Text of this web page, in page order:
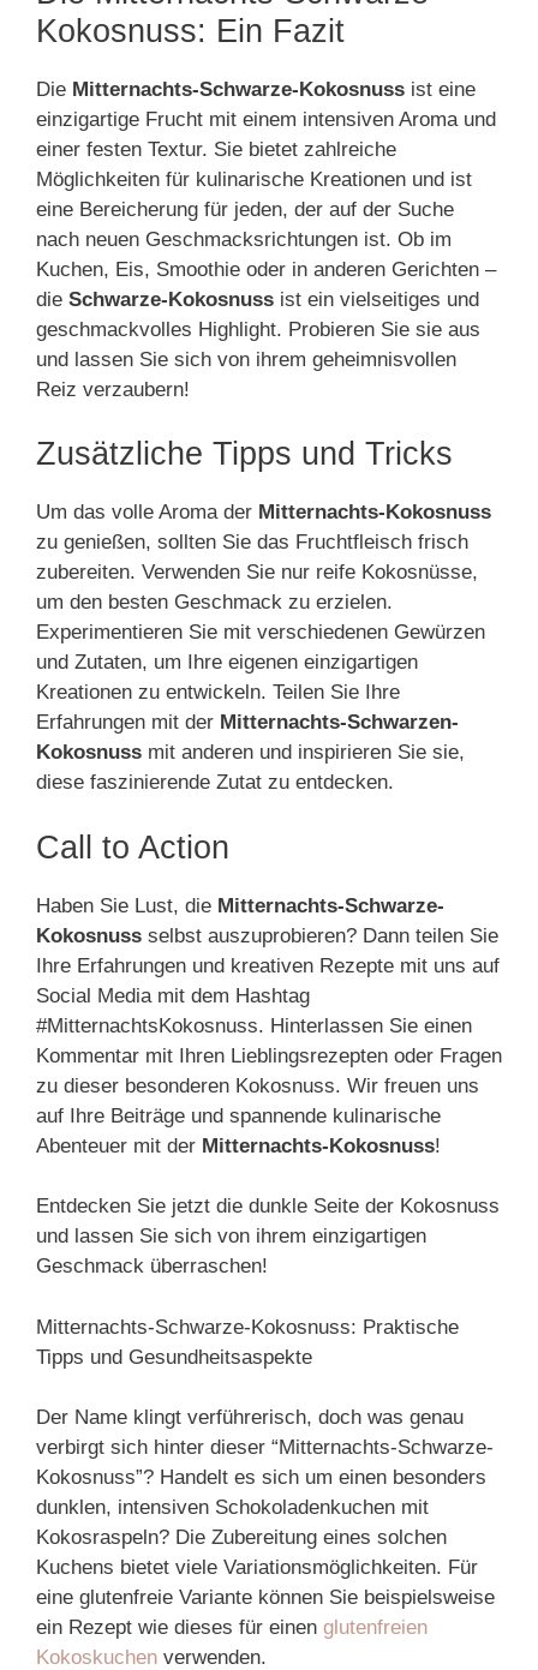
Kokosnuss: Ein Fazit
Die Mitternachts-Schwarze-Kokosnuss ist eine
einzigartige Frucht mit einem intensiven Aroma und
einer festen Textur. Sie bietet zahlreiche
Möglichkeiten für kulinarische Kreationen und ist
eine Bereicherung für jeden, der auf der Suche
nach neuen Geschmacksrichtungen ist. Ob im
Kuchen, Eis, Smoothie oder in anderen Gerichten –
die Schwarze-Kokosnuss ist ein vielseitiges und
geschmackvolles Highlight. Probieren Sie sie aus
und lassen Sie sich von ihrem geheimnisvollen
Reiz verzaubern!
Zusätzliche Tipps und Tricks
Um das volle Aroma der Mitternachts-Kokosnuss
zu genießen, sollten Sie das Fruchtfleisch frisch
zubereiten. Verwenden Sie nur reife Kokosnüsse,
um den besten Geschmack zu erzielen.
Experimentieren Sie mit verschiedenen Gewürzen
und Zutaten, um Ihre eigenen einzigartigen
Kreationen zu entwickeln. Teilen Sie Ihre
Erfahrungen mit der Mitternachts-Schwarzen-
Kokosnuss mit anderen und inspirieren Sie sie,
diese faszinierende Zutat zu entdecken.
Call to Action
Haben Sie Lust, die Mitternachts-Schwarze-
Kokosnuss selbst auszuprobieren? Dann teilen Sie
Ihre Erfahrungen und kreativen Rezepte mit uns auf
Social Media mit dem Hashtag
#MitternachtsKokosnuss. Hinterlassen Sie einen
Kommentar mit Ihren Lieblingsrezepten oder Fragen
zu dieser besonderen Kokosnuss. Wir freuen uns
auf Ihre Beiträge und spannende kulinarische
Abenteuer mit der Mitternachts-Kokosnuss!
Entdecken Sie jetzt die dunkle Seite der Kokosnuss
und lassen Sie sich von ihrem einzigartigen
Geschmack überraschen!
Mitternachts-Schwarze-Kokosnuss: Praktische
Tipps und Gesundheitsaspekte
Der Name klingt verführerisch, doch was genau
verbirgt sich hinter dieser “Mitternachts-Schwarze-
Kokosnuss”? Handelt es sich um einen besonders
dunklen, intensiven Schokoladenkuchen mit
Kokosraspeln? Die Zubereitung eines solchen
Kuchens bietet viele Variationsmöglichkeiten. Für
eine glutenfreie Variante können Sie beispielsweise
ein Rezept wie dieses für einen glutenfreien
Kokoskuchen verwenden.